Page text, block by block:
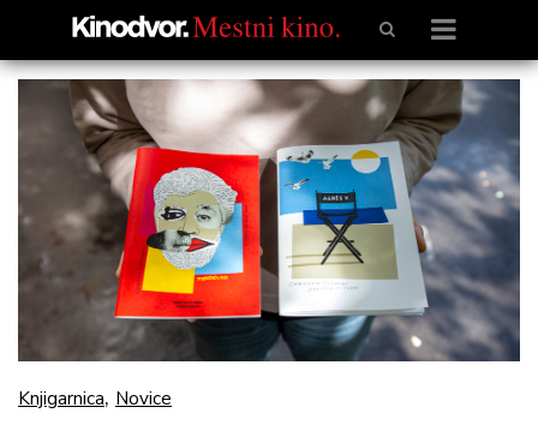
Knjigarnica, Novice